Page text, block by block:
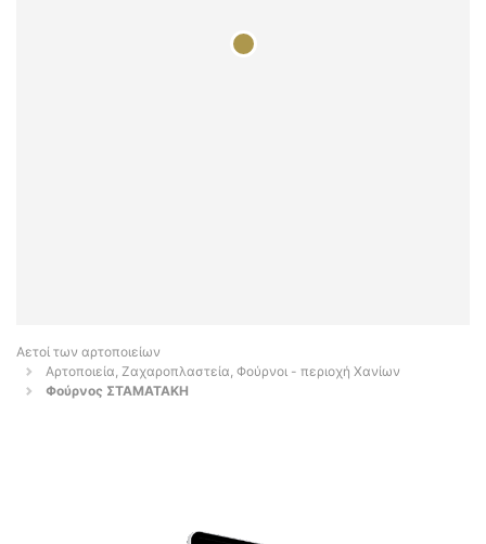
Αετοί των αρτοποιείων
Αρτοποιεία, Ζαχαροπλαστεία, Φούρνοι - περιοχή Χανίων
Φούρνος ΣΤΑΜΑΤΑΚΗ